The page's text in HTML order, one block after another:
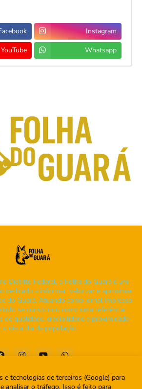
Instagram
YouTube Whatsapp
Distrito Federal, a Folha do Guará é um
dedicado a informar, valorizar e aproximar
do Guará. Atuando como jornal impresso
se consolidou como uma referência
de qualidade, credibilidade e proximidade
o dia a dia da população.
e tecnologias de terceiros (Google) para
analisar o tráfego. Isso é feito para